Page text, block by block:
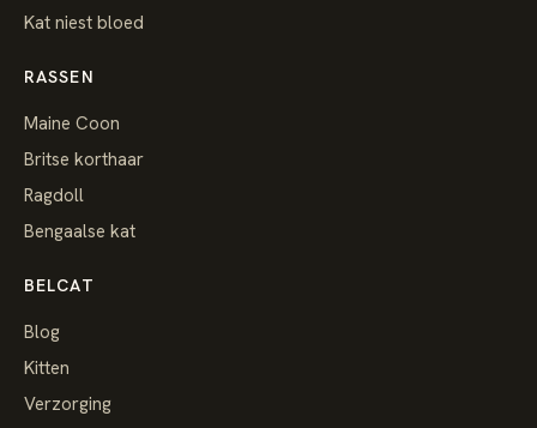
Kat niest bloed
RASSEN
Maine Coon
Britse korthaar
Ragdoll
Bengaalse kat
BELCAT
Blog
Kitten
Verzorging